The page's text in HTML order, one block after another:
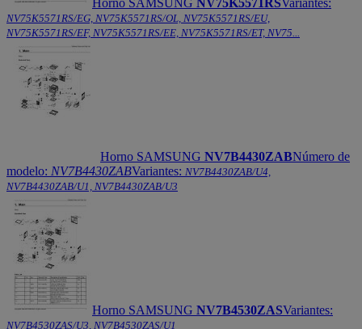
NV75K5571RS/EG, NV75K5571RS/OL, NV75K5571RS/EU,
NV75K5571RS/EF, NV75K5571RS/EE, NV75K5571RS/ET, NV75...
Horno SAMSUNG NV7B4430ZABNúmero de
modelo: NV7B4430ZABVariantes: NV7B4430ZAB/U4,
NV7B4430ZAB/U1, NV7B4430ZAB/U3
Horno SAMSUNG NV7B4530ZASVariantes:
NV7B4530ZAS/U3, NV7B4530ZAS/U1